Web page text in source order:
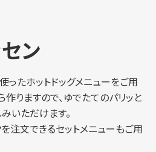
ン
ったホットドッグメニューをご用
りますので、ゆでたてのパリッと
いただけます。
注文できるセットメニューもご用